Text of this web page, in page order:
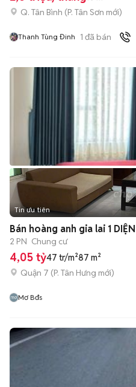
Q. Tân Bình (P. Tân Sơn mới)
Thanh Tùng Đinh 1 đã bán
Tin ưu tiên
2 PN Chung cư
4,05 tỷ47 tr/m²87 m²
Quận 7 (P. Tân Hưng mới)
Mơ Bđs